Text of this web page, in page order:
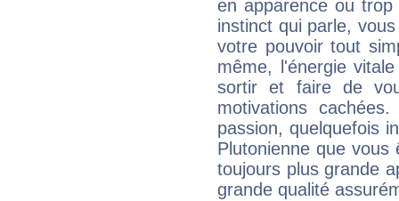
en apparence ou
instinct qui parle,
votre pouvoir tout
même, l'énergie
sortir et faire de
motivations
passion, quelquefois
Plutonienne que
toujours plus grande
grande qualité